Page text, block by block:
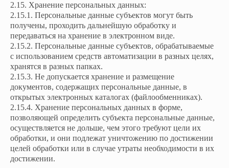
2.15. Хранение персональных данных:
2.15.1. Персональные данные субъектов могут быть
получены, проходить дальнейшую обработку и
передаваться на хранение в электронном виде.
2.15.2. Персональные данные субъектов, обрабатываемые
с использованием средств автоматизации в разных целях,
хранятся в разных папках.
2.15.3. Не допускается хранение и размещение
документов, содержащих персональные данные, в
открытых электронных каталогах (файлообменниках).
2.15.4. Хранение персональных данных в форме,
позволяющей определить субъекта персональные данные,
осуществляется не дольше, чем этого требуют цели их
обработки, и они подлежат уничтожению по достижении
целей обработки или в случае утраты необходимости в их
достижении.